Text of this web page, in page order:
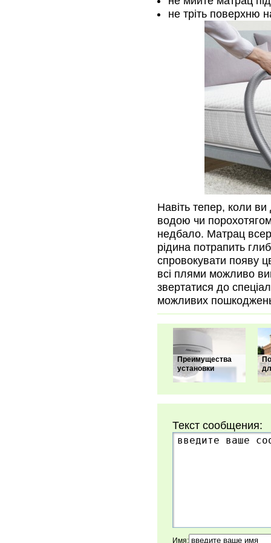
не тріть поверхню
Навіть тепер, коли
водою чи
недбало. Матрац
рідина потрапить
спровокувати появу
всі плями можливо
звертатися до
можливих
Преимущества
установки
Текст сообщения:
Имя: